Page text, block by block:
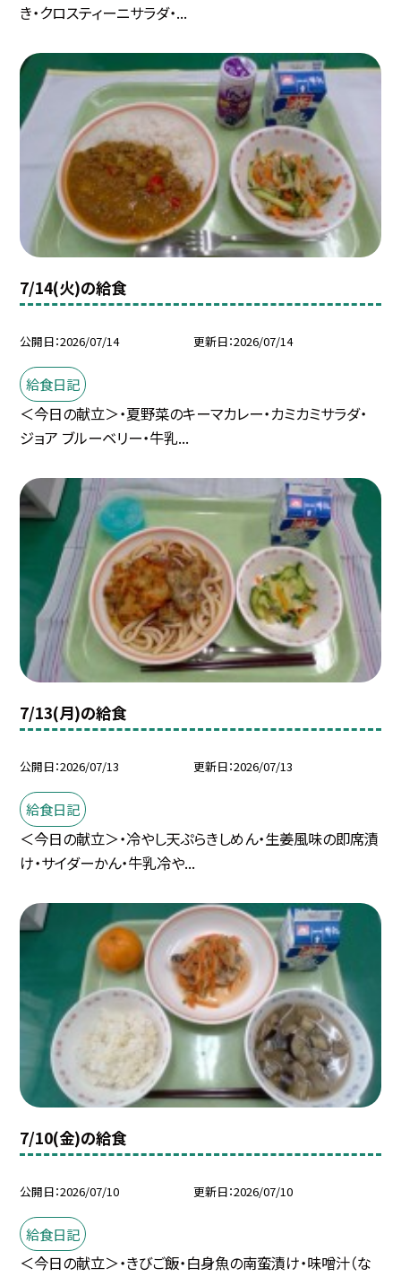
き・クロスティーニサラダ・...
7/14(火)の給食
公開日 2026/07/14 更新日 2026/07/14
給食日記
＜今日の献立＞・夏野菜のキーマカレー・カミカミサラダ・
ジョア ブルーベリー・牛乳...
7/13(月)の給食
公開日 2026/07/13 更新日 2026/07/13
給食日記
＜今日の献立＞・冷やし天ぷらきしめん・生姜風味の即席漬
け・サイダーかん・牛乳冷や...
7/10(金)の給食
公開日 2026/07/10 更新日 2026/07/10
給食日記
＜今日の献立＞・きびご飯・白身魚の南蛮漬け・味噌汁（な